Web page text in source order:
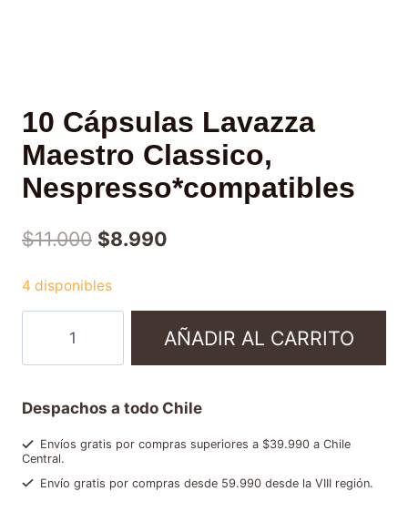
10 Cápsulas Lavazza
Maestro Classico,
Nespresso*compatibles
$11.000 $8.990
4 disponibles
AÑADIR AL CARRITO
Despachos a todo Chile
Envíos gratis por compras superiores a $39.990 a Chile
Central.
Envío gratis por compras desde 59.990 desde la VIII región.